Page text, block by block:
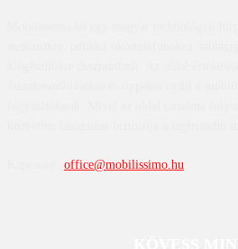
office@mobilissimo.hu